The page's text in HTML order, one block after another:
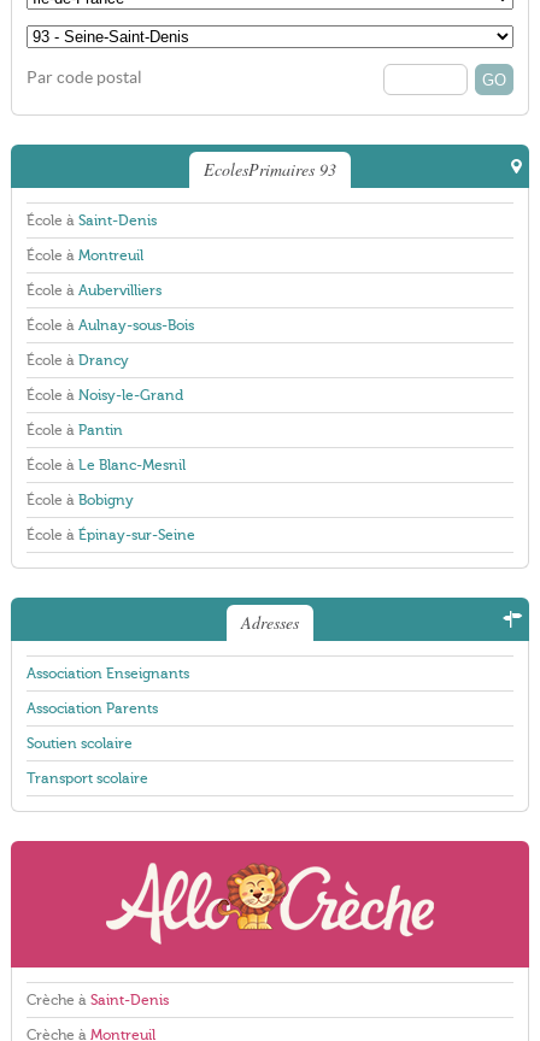
Par code postal
EcolesPrimaires 93
École à Saint-Denis
École à Montreuil
École à Aubervilliers
École à Aulnay-sous-Bois
École à Drancy
École à Noisy-le-Grand
École à Pantin
École à Le Blanc-Mesnil
École à Bobigny
École à Épinay-sur-Seine
Adresses
Association Enseignants
Association Parents
Soutien scolaire
Transport scolaire
Crèche à Saint-Denis
Crèche à Montreuil